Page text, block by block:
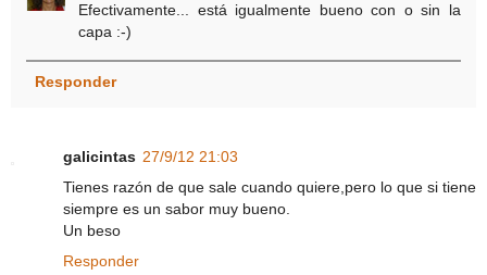
Efectivamente... está igualmente bueno con o sin la
capa :-)
Responder
galicintas 27/9/12 21:03
Tienes razón de que sale cuando quiere,pero lo que si tiene
siempre es un sabor muy bueno.
Un beso
Responder